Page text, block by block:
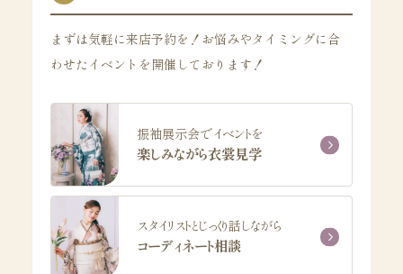
まずは気軽に来店予約を！お悩みやタイミングに合
わせたイベントを開催しております！
振袖展示会でイベントを
楽しみながら衣裳見学
スタイリストとじっくり話しながら
コーディネート相談